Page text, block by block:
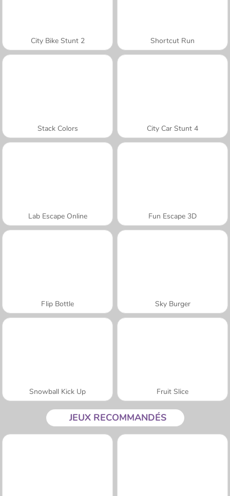
City Bike Stunt 2 Shortcut Run
Stack Colors City Car Stunt 4
Lab Escape Online Fun Escape 3D
Flip Bottle Sky Burger
Snowball Kick Up Fruit Slice
JEUX RECOMMANDÉS